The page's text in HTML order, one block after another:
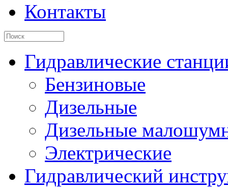
Контакты
Гидравлические
Бензиновые
Дизельные
Дизельные
Электрические
Гидравлический